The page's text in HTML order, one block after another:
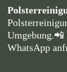
Umgebung.📲
WhatsApp